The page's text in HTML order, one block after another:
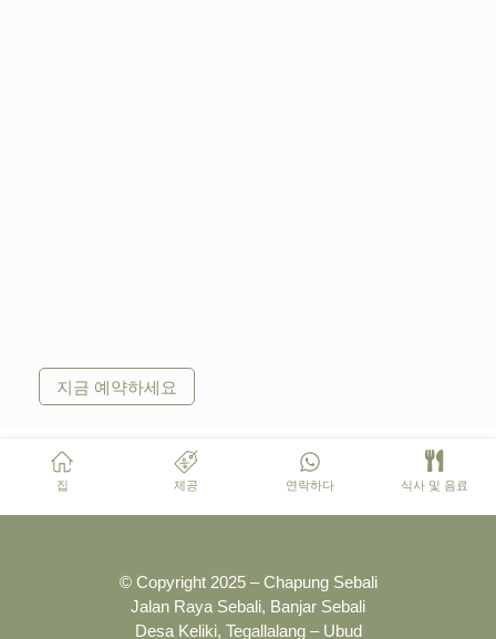
지금 예약하세요
집 제공 연락하다 식사 및 음료
© Copyright 2025 – Chapung Sebali
Jalan Raya Sebali, Banjar Sebali
Desa Keliki, Tegallalang – Ubud